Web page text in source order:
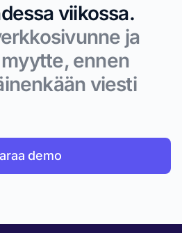
viikossa.
ja
ennen
viesti
demo